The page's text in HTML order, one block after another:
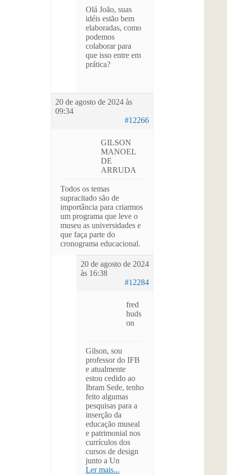
Olá João, suas
idéis estão bem
elaboradas, como
podemos
colaborar para
que isso entre em
prática?
20 de agosto de 2024 às
09:34
#12266
GILSON
MANOEL
DE
ARRUDA
Todos os temas
supracitado são de
importância para criarmos
um programa que leve o
museu as universidades e
que faça parte do
cronograma educacional.
20 de agosto de 2024
às 16:38
#12284
fred
huds
on
Gilson, sou
professor do IFB
e atualmente
estou cedido ao
Ibram Sede, tenho
feito algumas
pesquisas para a
inserção da
educação museal
e patrimonial nos
currículos dos
cursos de design
junto a Un
Ler mais...